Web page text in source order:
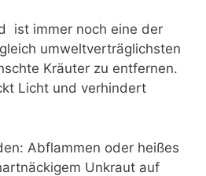
ist immer noch eine der
umweltverträglichsten
Kräuter zu entfernen.
Licht und verhindert
Abflammen oder heißes
Unkraut auf